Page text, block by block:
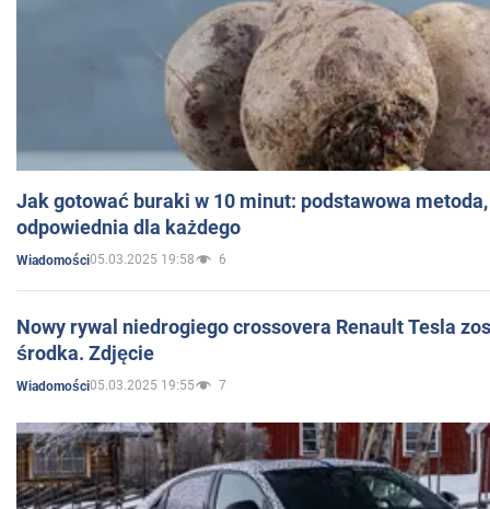
Jak gotować buraki w 10 minut: podstawowa
odpowiednia dla każdego
Wiadomości05.03.2025 19:58 6
Nowy rywal niedrogiego crossovera Renault Tesla
środka. Zdjęcie
Wiadomości05.03.2025 19:55 7